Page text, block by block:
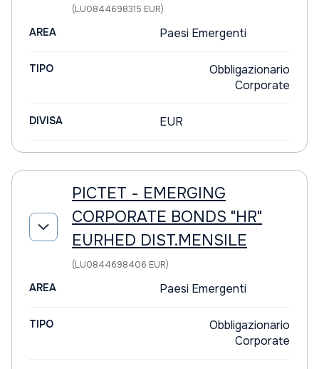
(LU0844698315 EUR)
AREA Paesi Emergenti
TIPO
Obbligazionario
Corporate
DIVISA EUR
PICTET - EMERGING
CORPORATE BONDS "HR"
EURHED DIST.MENSILE
(LU0844698406 EUR)
AREA Paesi Emergenti
TIPO
Obbligazionario
Corporate